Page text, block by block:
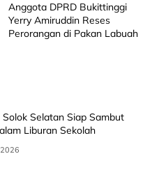
Anggota DPRD Bukittinggi
Yerry Amiruddin Reses
Perorangan di Pakan Labuah
Selatan Siap Sambut
Liburan Sekolah